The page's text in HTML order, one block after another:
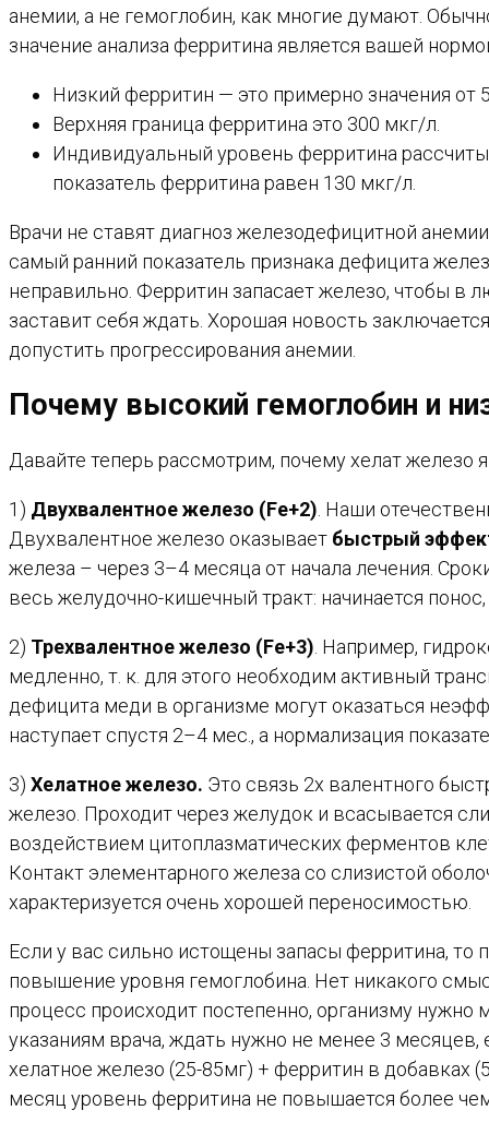
анемии, а не гемоглобин, как многие думают.
значение анализа ферритина является вашей
Низкий ферритин — это примерно значения от
Верхняя граница ферритина это 300 мкг/л.
Индивидуальный уровень ферритина
показатель ферритина равен 130 мкг/л.
Врачи не ставят диагноз железодефицитной
самый ранний показатель признака дефицита
неправильно. Ферритин запасает железо, чтобы в
заставит себя ждать. Хорошая новость
допустить прогрессирования анемии.
Почему высокий гемоглобин и
Давайте теперь рассмотрим, почему хелат
1) Двухвалентное железо (Fe+2) . Наши
Двухвалентное железо оказывает быстрый
железа – через 3–4 месяца от начала лечения.
весь желудочно-кишечный тракт: начинается
2) Трехвалентное железо (Fe+3) . Например,
медленно, т. к. для этого необходим активный
дефицита меди в организме могут оказаться
наступает спустя 2–4 мес., а нормализация
3) Хелатное железо. Это связь 2х валентного
железо. Проходит через желудок и всасывается
воздействием цитоплазматических ферментов
Контакт элементарного железа со слизистой
характеризуется очень хорошей переносимостью.
Если у вас сильно истощены запасы ферритина,
повышение уровня гемоглобина. Нет никакого
процесс происходит постепенно, организму нужно
указаниям врача, ждать нужно не менее 3
хелатное железо (25-85мг) + ферритин в добавках
месяц уровень ферритина не повышается более